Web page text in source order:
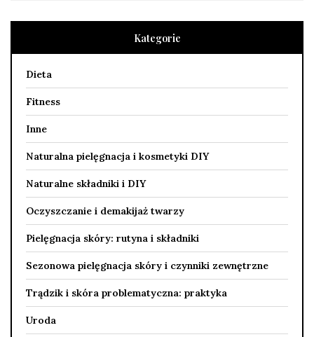
Kategorie
Dieta
Fitness
Inne
Naturalna pielęgnacja i kosmetyki DIY
Naturalne składniki i DIY
Oczyszczanie i demakijaż twarzy
Pielęgnacja skóry: rutyna i składniki
Sezonowa pielęgnacja skóry i czynniki zewnętrzne
Trądzik i skóra problematyczna: praktyka
Uroda